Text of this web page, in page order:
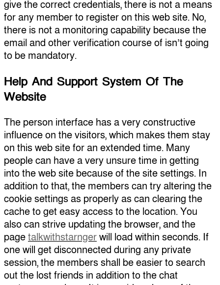
give the correct credentials, there is not a means
for any member to register on this web site. No,
there is not a monitoring capability because the
email and other verification course of isn’t going
to be mandatory.
Help And Support System Of The
Website
The person interface has a very constructive
influence on the visitors, which makes them stay
on this web site for an extended time. Many
people can have a very unsure time in getting
into the web site because of the site settings. In
addition to that, the members can try altering the
cookie settings as properly as can clearing the
cache to get easy access to the location. You
also can strive updating the browser, and the
pagetalkwithstarngerwill load within seconds. If
one will get disconnected during any private
session, the members shall be easier to search
out the lost friends in addition to the chat